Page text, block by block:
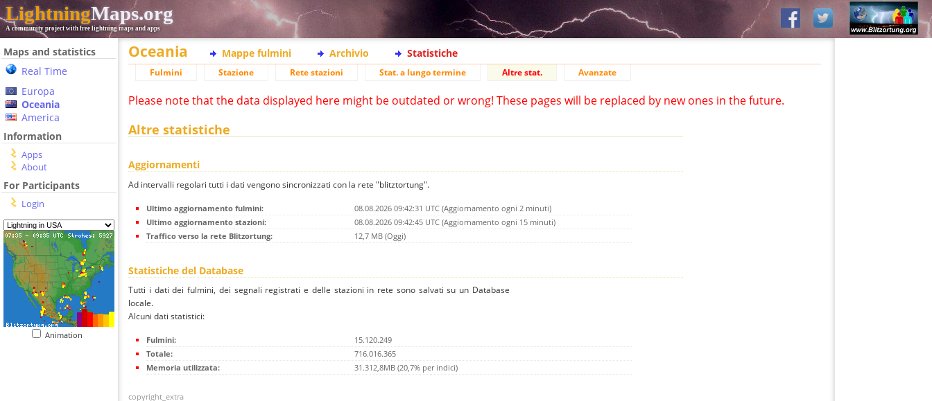
LightningMaps.org
A community project with free lightning maps and apps
Maps and statistics
Real Time
Europa
Oceania
America
Information
Apps
About
For Participants
Login
Animation
Oceania Mappe fulmini Archivio Statistiche
Fulmini Stazione Rete stazioni Stat. a lungo termine Altre stat. Avanzate
Please note that the data displayed here might be outdated or wrong! These pages will be replaced by new ones in the future.
Altre statistiche
Aggiornamenti
Ad intervalli regolari tutti i dati vengono sincronizzati con la rete "blitztortung".
Ultimo aggiornamento fulmini:
08.08.2026 09:42:31 UTC (Aggiornamento ogni 2 minuti)
Ultimo aggiornamento stazioni:
08.08.2026 09:42:45 UTC (Aggiornamento ogni 15 minuti)
Traffico verso la rete Blitzortung:
12,7 MB (Oggi)
Statistiche del Database
Tutti i dati dei fulmini, dei segnali registrati e delle stazioni in rete sono salvati su un Database
locale.
Alcuni dati statistici:
Fulmini:
15.120.249
Totale:
716.016.365
Memoria utilizzata:
31.312,8MB (20,7% per indici)
copyright_extra